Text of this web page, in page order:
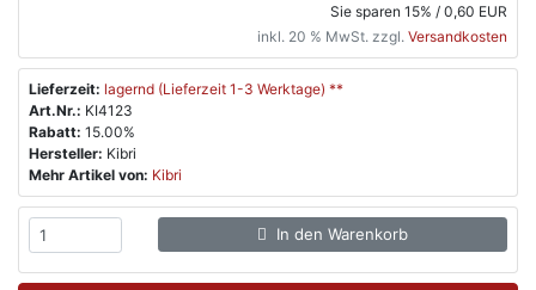
Sie sparen 15% / 0,60 EUR
inkl. 20 % MwSt. zzgl. Versandkosten
Lieferzeit: lagernd (Lieferzeit 1-3 Werktage) **
Art.Nr.: KI4123
Rabatt: 15.00%
Hersteller: Kibri
Mehr Artikel von: Kibri
In den Warenkorb